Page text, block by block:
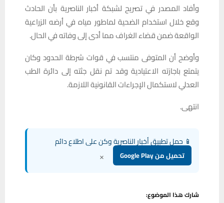
وأفاد المصدر في تصريح لشبكة أخبار الناصرية بأن الحادث
وقع خلال استخدام الضحية لماطور مياه في أرضه الزراعية
الواقعة ضمن قضاء الغراف مما أدى إلى وفاته في الحال.
وأوضح أن المتوفى منتسب في قوات شرطة الحدود وكان
يتمتع باجازته الاعتيادية وقد تم نقل جثته إلى دائرة الطب
العدلي لاستكمال الإجراءات القانونية اللازمة.
انتهى.
📱 حمل تطبيق أخبار الناصرية وكن على اطلاع دائم
تحميل من Google Play ×
شارك هذا الموضوع: